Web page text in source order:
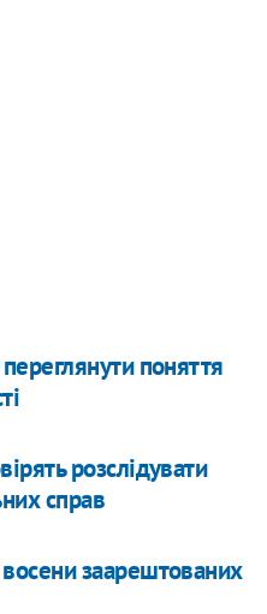
поняття
розслідувати
справ
заарештованих